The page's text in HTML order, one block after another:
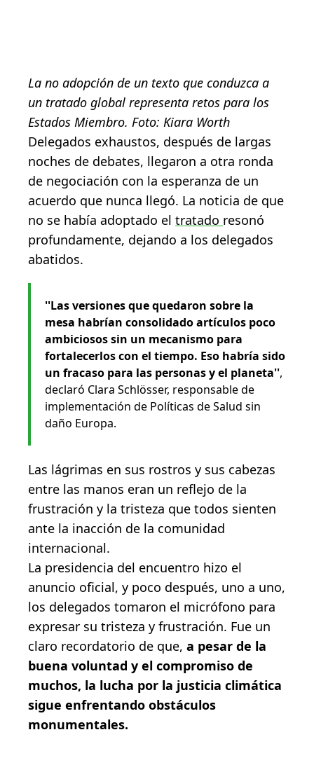
La no adopción de un texto que conduzca a
un tratado global representa retos para los
Estados Miembro. Foto: Kiara Worth
Delegados exhaustos, después de largas
noches de debates, llegaron a otra ronda
de negociación con la esperanza de un
acuerdo que nunca llegó. La noticia de que
no se había adoptado el tratado resonó
profundamente, dejando a los delegados
abatidos.
''Las versiones que quedaron sobre la
mesa habrían consolidado artículos poco
ambiciosos sin un mecanismo para
fortalecerlos con el tiempo. Eso habría sido
un fracaso para las personas y el planeta'',
declaró Clara Schlösser, responsable de
implementación de Políticas de Salud sin
daño Europa.
Las lágrimas en sus rostros y sus cabezas
entre las manos eran un reflejo de la
frustración y la tristeza que todos sienten
ante la inacción de la comunidad
internacional.
La presidencia del encuentro hizo el
anuncio oficial, y poco después, uno a uno,
los delegados tomaron el micrófono para
expresar su tristeza y frustración. Fue un
claro recordatorio de que, a pesar de la
buena voluntad y el compromiso de
muchos, la lucha por la justicia climática
sigue enfrentando obstáculos
monumentales.